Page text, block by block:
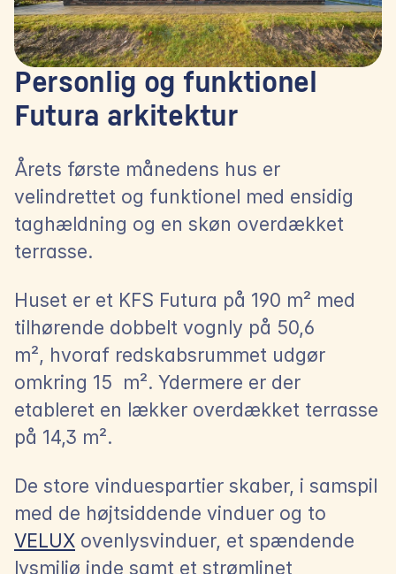
Personlig og funktionel
Futura arkitektur
Årets første månedens hus er
velindrettet og funktionel med ensidig
taghældning og en skøn overdækket
terrasse.
Huset er et KFS Futura på 190 m² med
tilhørende dobbelt vognly på 50,6
m², hvoraf redskabsrummet udgør
omkring 15  m². Ydermere er der
etableret en lækker overdækket terrasse
på 14,3 m².
De store vinduespartier skaber, i samspil
VELUX ovenlysvinduer, et spændende
lysmiljø inde samt et strømlinet